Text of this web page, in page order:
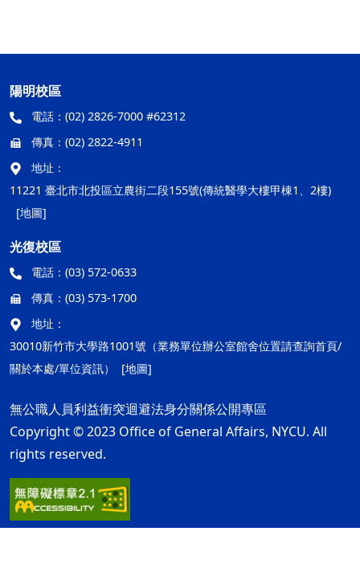
陽明校區
電話： (02) 2826-7000 #62312
傳真： (02) 2822-4911
地址：
11221 臺北市北投區立農街二段155號(傳統醫學大樓甲棟1、2樓)
[地圖]
光復校區
電話： (03) 572-0633
傳真： (03) 573-1700
地址：
30010新竹市大學路1001號（業務單位辦公室館舍位置請查詢首頁/
關於本處/單位資訊）
[地圖]
無公職人員利益衝突迴避法身分關係公開專區
Copyright © 2023 Office of General Affairs, NYCU. All
rights reserved.